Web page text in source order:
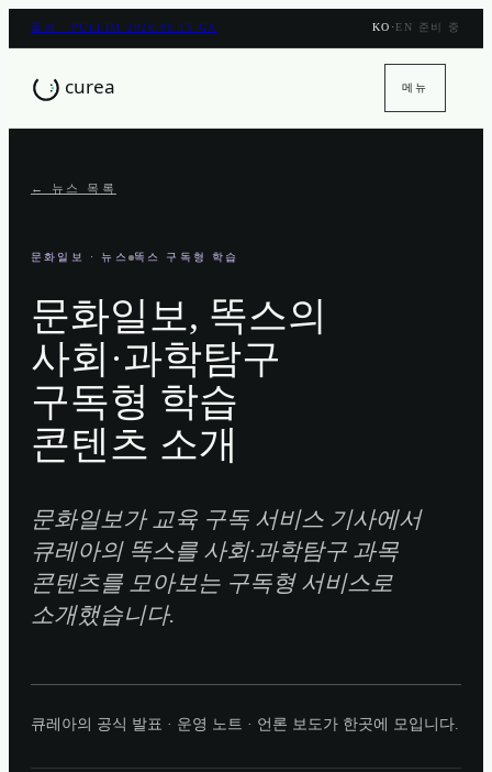
풀림 · PULLIM 2026.06.15 GA KO · EN 준비 중
메뉴
← 뉴스 목록
문화일보 · 뉴스 똑스 구독형 학습
문화일보, 똑스의
사회·과학탐구
구독형 학습
콘텐츠 소개
문화일보가 교육 구독 서비스 기사에서
큐레아의 똑스를 사회·과학탐구 과목
콘텐츠를 모아보는 구독형 서비스로
소개했습니다.
큐레아의 공식 발표 · 운영 노트 · 언론 보도가 한곳에 모입니다.